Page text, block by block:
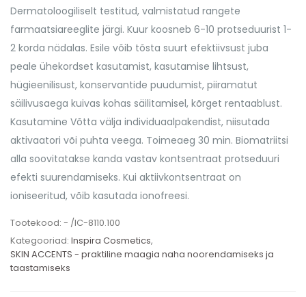
Dermatoloogiliselt testitud, valmistatud rangete
farmaatsiareeglite järgi. Kuur koosneb 6-10 protseduurist 1-
2 korda nädalas. Esile võib tõsta suurt efektiivsust juba
peale ühekordset kasutamist, kasutamise lihtsust,
hügieenilisust, konservantide puudumist, piiramatut
säilivusaega kuivas kohas säilitamisel, kõrget rentaablust.
Kasutamine Võtta välja individuaalpakendist, niisutada
aktivaatori või puhta veega. Toimeaeg 30 min. Biomatriitsi
alla soovitatakse kanda vastav kontsentraat protseduuri
efekti suurendamiseks. Kui aktiivkontsentraat on
ioniseeritud, võib kasutada ionofreesi.
Tootekood: - /IC-8110.100
Kategooriad: Inspira Cosmetics,
SKIN ACCENTS - praktiline maagia naha noorendamiseks ja
taastamiseks